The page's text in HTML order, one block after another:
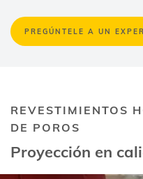
PREGÚNTELE A UN
REVESTIMIENTOS
DE POROS
Proyección en